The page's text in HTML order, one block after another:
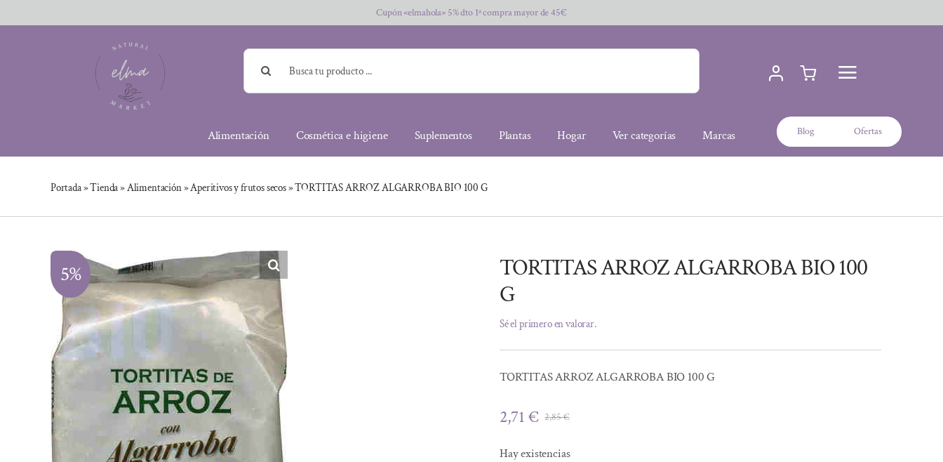
al
Cupón «elmahola» 5% dto 1ª compra mayor de 45€
Buscar:
Alimentación Cosmética e higiene Suplementos Plantas Hogar Ver categorías Marcas Blog Ofertas
Portada»Tienda»Alimentación»Aperitivos y frutos secos»TORTITAS ARROZ ALGARROBA BIO 100 G
5%
TORTITAS ARROZ ALGARROBA BIO 100
G
Sé el primero en valorar.
TORTITAS ARROZ ALGARROBA BIO 100 G
2,85€El
2,71€
El
Hay existencias